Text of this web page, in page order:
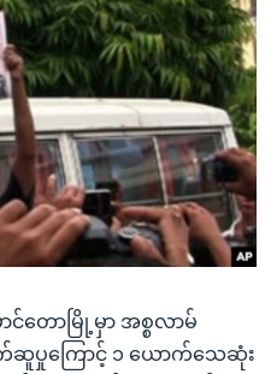
ား
တောမြို့မှာ အစ္စလာမ်
ပှုကြောင့် ၁ ယောက်သေဆုံး